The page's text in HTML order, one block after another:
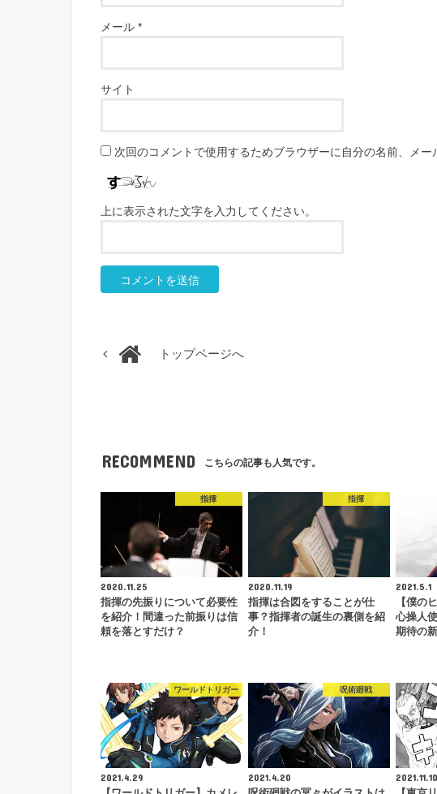
メール *
サイト
次回のコメントで使用するためブラウザーに自分の名前、メー
上に表示された文字を入力してください。
トップページへ
RECOMMEND こちらの記事も人気です。
指揮
2020.11.25
指揮の先振りについて必要性
を紹介！間違った前振りは信
頼を落とすだけ？
指揮
2020.11.19
指揮は合図をすることが仕
事？指揮者の誕生の裏側を紹
介！
2021.5.1
【僕の
心操人
期待の
ワールドトリガー
2021.4.29
呪術廻戦
2021.4.20
2021.11.10